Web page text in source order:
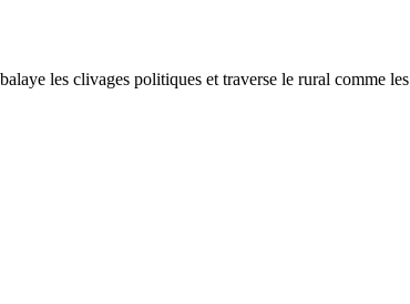
les clivages politiques et traverse le rural comme